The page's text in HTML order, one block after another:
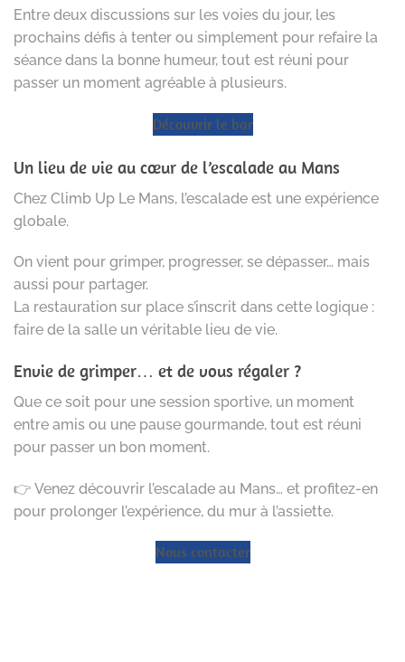
Entre deux discussions sur les voies du jour, les
prochains défis à tenter ou simplement pour refaire la
séance dans la bonne humeur, tout est réuni pour
passer un moment agréable à plusieurs.
Découvrir le bar
Un lieu de vie au cœur de l’escalade au Mans
Chez Climb Up Le Mans, l’escalade est une expérience
globale.
On vient pour grimper, progresser, se dépasser… mais
aussi pour partager.
La restauration sur place s’inscrit dans cette logique :
faire de la salle un véritable lieu de vie.
Envie de grimper… et de vous régaler ?
Que ce soit pour une session sportive, un moment
entre amis ou une pause gourmande, tout est réuni
pour passer un bon moment.
👉 Venez découvrir l’escalade au Mans… et profitez-en
pour prolonger l’expérience, du mur à l’assiette.
Nous contacter